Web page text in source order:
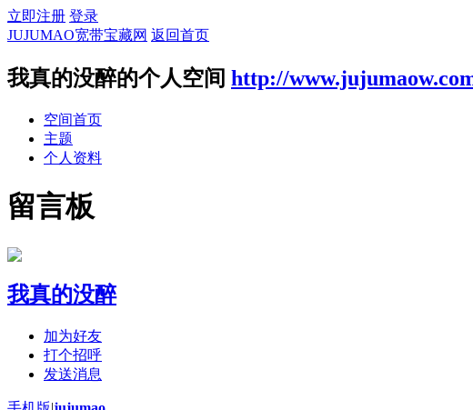
立即注册 登录
JUJUMAO宽带宝藏网 返回首页
我真的没醉的个人空间 http://
空间首页
主题
个人资料
留言板
我真的没醉
加为好友
打个招呼
发送消息